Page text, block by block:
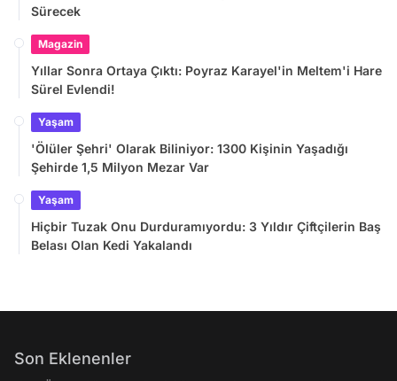
Sürecek
Magazin
Yıllar Sonra Ortaya Çıktı: Poyraz Karayel'in Meltem'i Hare
Sürel Evlendi!
Yaşam
'Ölüler Şehri' Olarak Biliniyor: 1300 Kişinin Yaşadığı
Şehirde 1,5 Milyon Mezar Var
Yaşam
Hiçbir Tuzak Onu Durduramıyordu: 3 Yıldır Çiftçilerin Baş
Belası Olan Kedi Yakalandı
Son Eklenenler